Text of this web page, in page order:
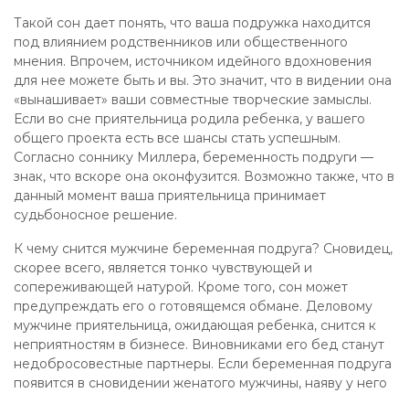
Такой сон дает понять, что ваша подружка находится
под влиянием родственников или общественного
мнения. Впрочем, источником идейного вдохновения
для нее можете быть и вы. Это значит, что в видении она
«вынашивает» ваши совместные творческие замыслы.
Если во сне приятельница родила ребенка, у вашего
общего проекта есть все шансы стать успешным.
Согласно соннику Миллера, беременность подруги —
знак, что вскоре она оконфузится. Возможно также, что в
данный момент ваша приятельница принимает
судьбоносное решение.
К чему снится мужчине беременная подруга? Сновидец,
скорее всего, является тонко чувствующей и
сопереживающей натурой. Кроме того, сон может
предупреждать его о готовящемся обмане. Деловому
мужчине приятельница, ожидающая ребенка, снится к
неприятностям в бизнесе. Виновниками его бед станут
недобросовестные партнеры. Если беременная подруга
появится в сновидении женатого мужчины, наяву у него